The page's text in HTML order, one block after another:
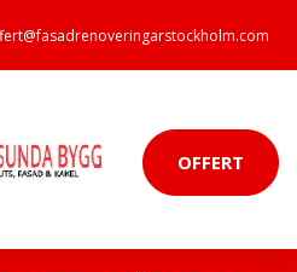
OFFERT